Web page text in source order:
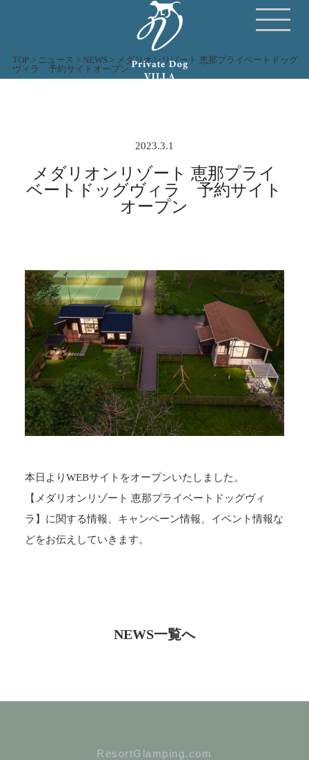
TOP > ニュース > NEWS > メダリオンリゾート 恵那プライベートドッグ
ヴィラ 予約サイトオープン
2023.3.1
メダリオンリゾート 恵那プライ
ベートドッグヴィラ 予約サイト
オープン
本日よりWEBサイトをオープンいたしました。
【メダリオンリゾート 恵那プライベートドッグヴィ
ラ】に関する情報、キャンペーン情報、イベント情報な
どをお伝えしていきます。
NEWS一覧へ
ResortGlamping.com